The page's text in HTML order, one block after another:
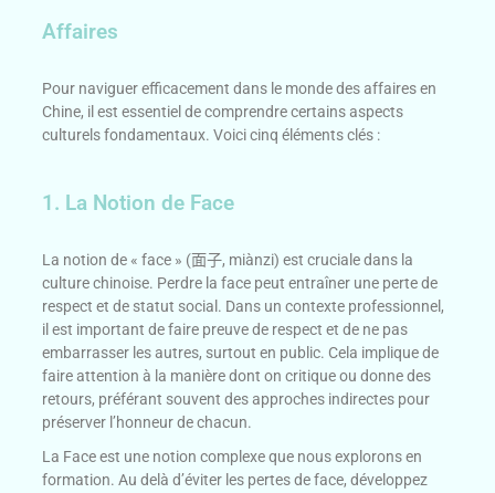
Affaires
Pour naviguer efficacement dans le monde des affaires en
Chine, il est essentiel de comprendre certains aspects
culturels fondamentaux. Voici cinq éléments clés :
1. La Notion de Face
La notion de « face » (面子, miànzi) est cruciale dans la
culture chinoise. Perdre la face peut entraîner une perte de
respect et de statut social. Dans un contexte professionnel,
il est important de faire preuve de respect et de ne pas
embarrasser les autres, surtout en public. Cela implique de
faire attention à la manière dont on critique ou donne des
retours, préférant souvent des approches indirectes pour
préserver l’honneur de chacun.
La Face est une notion complexe que nous explorons en
formation. Au delà d’éviter les pertes de face, développez